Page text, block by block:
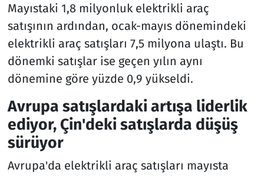
Mayıstaki 1,8 milyonluk elektrikli araç
satışının ardından, ocak-mayıs dönemindeki
elektrikli araç satışları 7,5 milyona ulaştı. Bu
dönemki satışlar ise geçen yılın aynı
dönemine göre yüzde 0,9 yükseldi.
Avrupa satışlardaki artışa liderlik
ediyor, Çin'deki satışlarda düşüş
sürüyor
Avrupa'da elektrikli araç satışları mayısta